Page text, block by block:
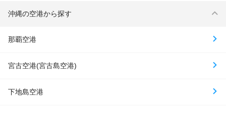
沖縄の空港から探す
那覇空港
宮古空港(宮古島空港)
下地島空港